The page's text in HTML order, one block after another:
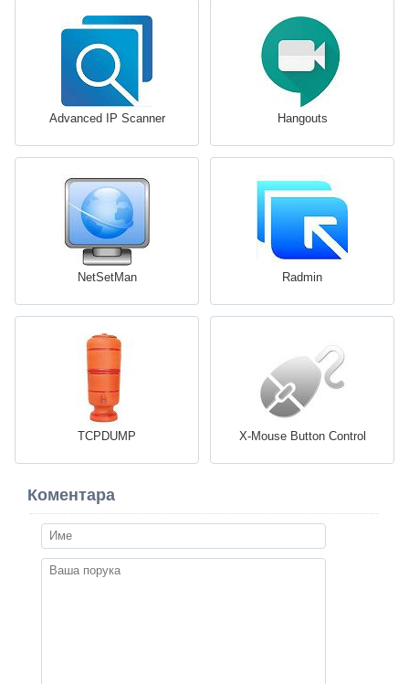
Advanced IP Scanner Hangouts
NetSetMan Radmin
TCPDUMP X-Mouse Button Control
Коментара